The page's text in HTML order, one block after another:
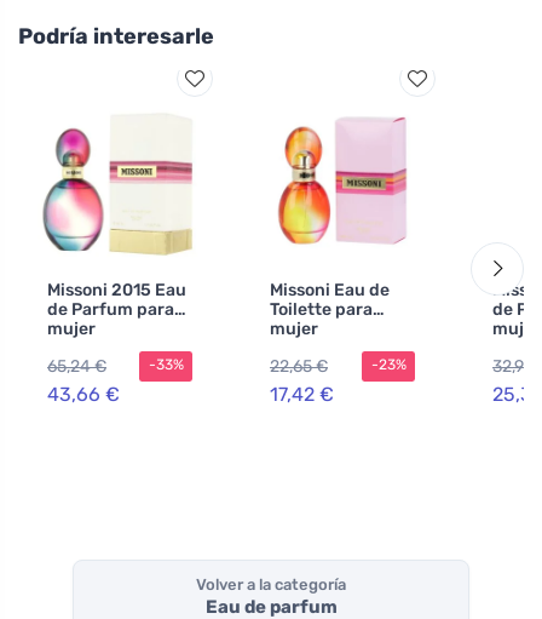
Podría interesarle
Missoni 2015 Eau
de Parfum para
mujer
65,24 €
43,66 €
-33%
Missoni Eau de
Toilette para
mujer
22,65 €
17,42 €
-23%
de
mujer
32,96
Volver a la categoría
Eau de parfum